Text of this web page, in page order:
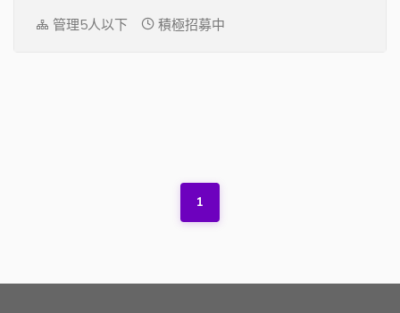
管理5人以下 積極招募中
1